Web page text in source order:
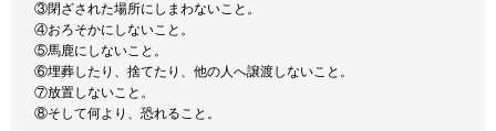
③閉ざされた場所にしまわないこと。
④おろそかにしないこと。
⑤馬鹿にしないこと。
⑥埋葬したり、捨てたり、他の人へ譲渡しないこと。
⑦放置しないこと。
⑧そして何より、恐れること。